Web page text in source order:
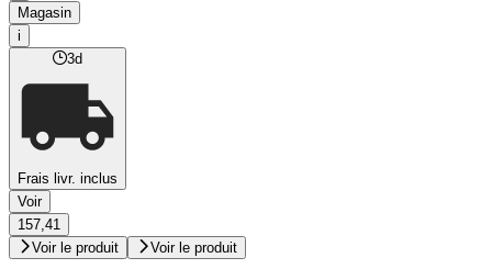
Magasin
i
3d
Frais livr. inclus
Voir
157,41
Voir le produit
Voir le produit